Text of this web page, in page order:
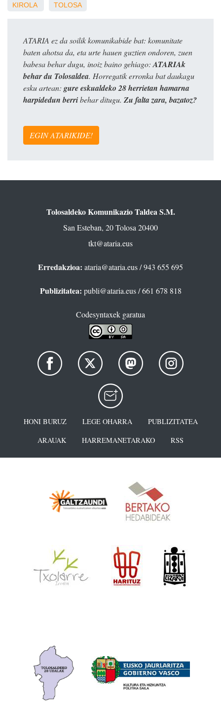
KIROLA TOLOSA
ATARIA ez da soilik komunikabide bat: komunitate
baten ahotsa da, eta urte hauen guztien ondoren, zuen
babesa behar dugu, inoiz baino gehiago: ATARIAk
behar du Tolosaldea. Horregatik erronka bat daukagu
esku artean: gure eskualdeko 28 herrietan hamarna
harpidedun berribehar ditugu. Zu falta zara, bazatoz?
EGIN ATARIKIDE!
Tolosaldeko Komunikazio Taldea S.M.
San Esteban, 20 Tolosa 20400
tkt@ataria.eus
Erredakzioa: ataria@ataria.eus/ 943 655 695
Publizitatea: publi@ataria.eus/ 661 678 818
Codesyntaxek garatua
HONI BURUZ LEGE OHARRA
PUBLIZITATEA
ARAUAK
HARREMANETARAKO RSS